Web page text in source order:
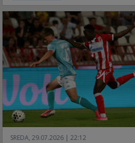
SREDA, 29.07.2026 | 22:12